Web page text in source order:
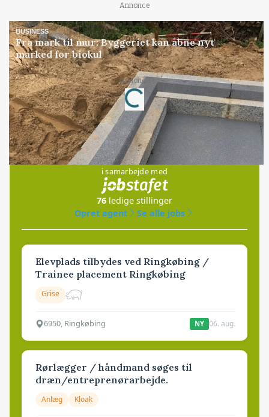
Annonce
BUSINESS
Fra mark til mur: Byggeriet kan åbne nyt
marked for biokul
Annonce
Loading...
Jobs
i samarbejde med
76 ledige stillinger
Opret agent
Se alle jobs
Elevplads tilbydes ved Ringkøbing /
Trainee placement Ringkøbing
Grise
6950, Ringkøbing NY 06. aug.
Rørlægger / håndmand søges til
dræn/entreprenørarbejde.
Anlæg Kloak